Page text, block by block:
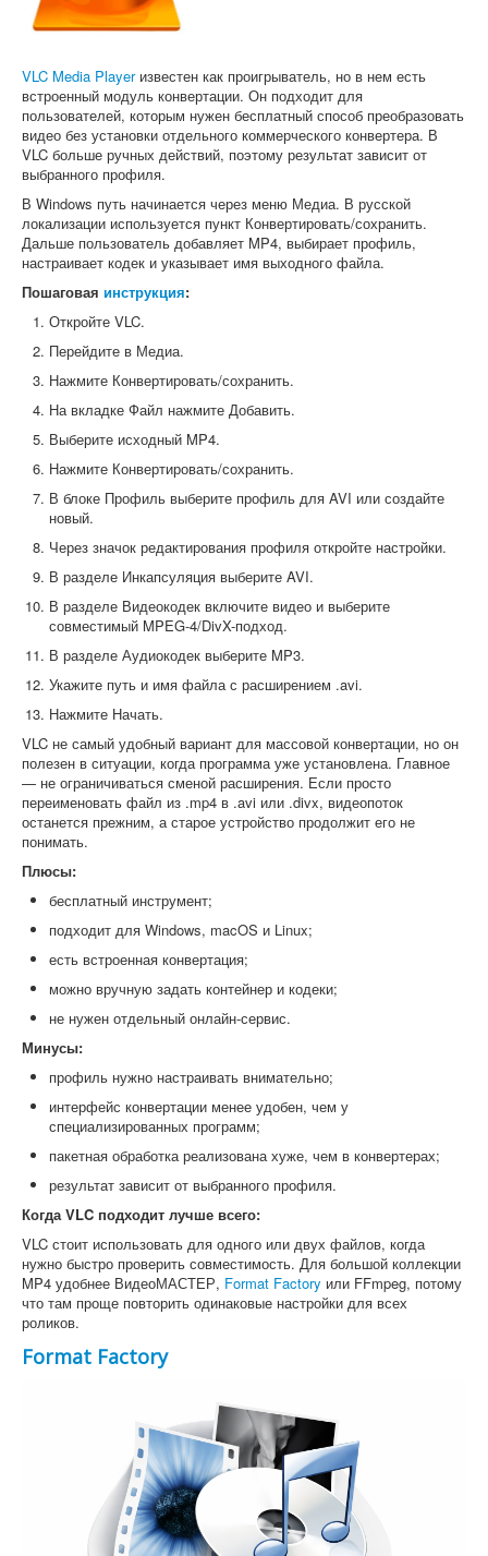
VLC Media Playerизвестен как проигрыватель, но в нем есть
встроенный модуль конвертации. Он подходит для
пользователей, которым нужен бесплатный способ преобразовать
видео без установки отдельного коммерческого конвертера. В
VLC больше ручных действий, поэтому результат зависит от
выбранного профиля.
В Windows путь начинается через меню Медиа. В русской
локализации используется пункт Конвертировать/сохранить.
Дальше пользователь добавляет MP4, выбирает профиль,
настраивает кодек и указывает имя выходного файла.
Пошаговая инструкция:
Откройте VLC.
Перейдите в Медиа.
Нажмите Конвертировать/сохранить.
На вкладке Файл нажмите Добавить.
Выберите исходный MP4.
Нажмите Конвертировать/сохранить.
В блоке Профиль выберите профиль для AVI или создайте
новый.
Через значок редактирования профиля откройте настройки.
В разделе Инкапсуляция выберите AVI.
В разделе Видеокодек включите видео и выберите
совместимый MPEG-4/DivX-подход.
В разделе Аудиокодек выберите MP3.
Укажите путь и имя файла с расширением .avi.
Нажмите Начать.
VLC не самый удобный вариант для массовой конвертации, но он
полезен в ситуации, когда программа уже установлена. Главное
— не ограничиваться сменой расширения. Если просто
переименовать файл из .mp4 в .avi или .divx, видеопоток
останется прежним, а старое устройство продолжит его не
понимать.
Плюсы:
бесплатный инструмент;
подходит для Windows, macOS и Linux;
есть встроенная конвертация;
можно вручную задать контейнер и кодеки;
не нужен отдельный онлайн-сервис.
Минусы:
профиль нужно настраивать внимательно;
интерфейс конвертации менее удобен, чем у
специализированных программ;
пакетная обработка реализована хуже, чем в конвертерах;
результат зависит от выбранного профиля.
Когда VLC подходит лучше всего:
VLC стоит использовать для одного или двух файлов, когда
нужно быстро проверить совместимость. Для большой коллекции
MP4 удобнее ВидеоМАСТЕР, Format Factory или FFmpeg, потому
что там проще повторить одинаковые настройки для всех
роликов.
Format Factory